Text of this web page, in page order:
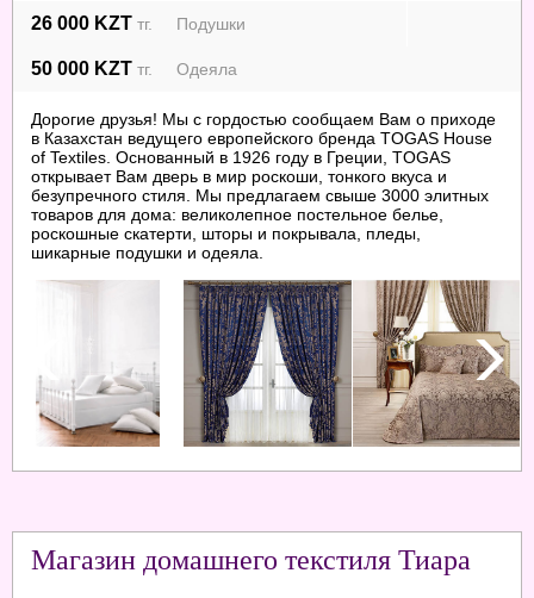
26 000 KZT тг. Подушки
50 000 KZT тг. Одеяла
Дорогие друзья! Мы с гордостью сообщаем Вам о приходе
в Казахстан ведущего европейского бренда TOGAS House
of Textiles. Основанный в 1926 году в Греции, TOGAS
открывает Вам дверь в мир роскоши, тонкого вкуса и
безупречного стиля. Мы предлагаем свыше 3000 элитных
товаров для дома: великолепное постельное белье,
роскошные скатерти, шторы и покрывала, пледы,
шикарные подушки и одеяла.
Магазин домашнего текстиля Тиара